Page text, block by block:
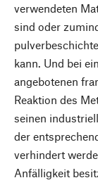
verwendeten
sind oder
kann. Und bei
angebotenen
Reaktion des
seinen
der
verhindert
Anfälligkeit